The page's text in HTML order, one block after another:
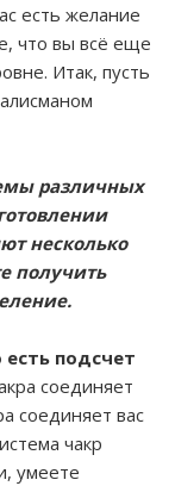
есть желание
что вы всё еще
Итак, пусть
различных
несколько
получить
есть подсчет
соединяет
соединяет вас
чакр
умеете